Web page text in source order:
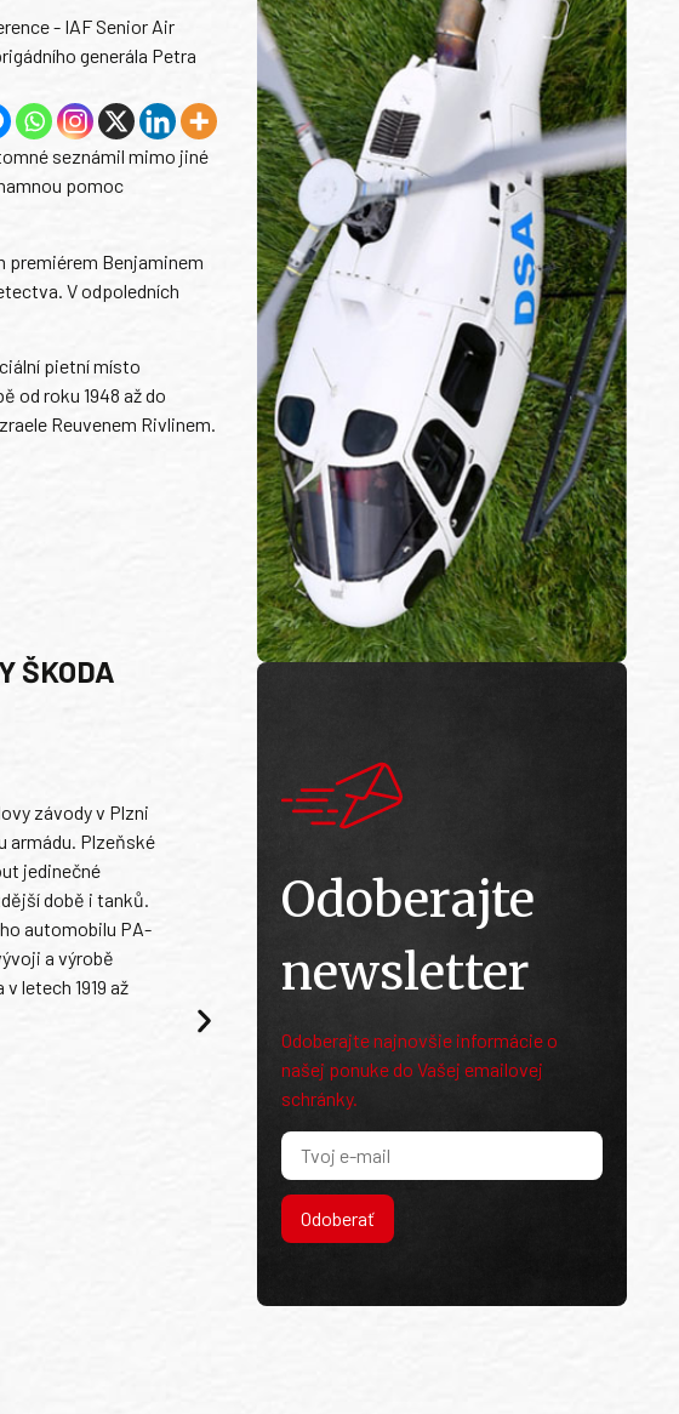
- IAF Senior Air
generála Petra
seznámil mimo jiné
pomoc
premiérem Benjaminem
V odpoledních
pietní místo
od roku 1948 až do
Reuvenem Rivlinem.
ŠKODA
závody v Plzni
armádu. Plzeňské
jedinečné
době i tanků.
automobilu PA-
a výrobě
letech 1919 až
Odoberajte
newsletter
Odoberajte najnovšie informácie o
našej ponuke do Vašej emailovej
schránky.
Odoberať